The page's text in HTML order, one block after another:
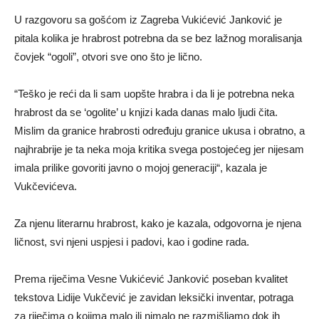
U razgovoru sa gošćom iz Zagreba Vukićević Janković je
pitala kolika je hrabrost potrebna da se bez lažnog moralisanja
čovjek “ogoli”, otvori sve ono što je lično.
“Teško je reći da li sam uopšte hrabra i da li je potrebna neka
hrabrost da se ‘ogolite’ u knjizi kada danas malo ljudi čita.
Mislim da granice hrabrosti određuju granice ukusa i obratno, a
najhrabrije je ta neka moja kritika svega postojećeg jer nijesam
imala prilike govoriti javno o mojoj generaciji“, kazala je
Vukčevićeva.
Za njenu literarnu hrabrost, kako je kazala, odgovorna je njena
ličnost, svi njeni uspjesi i padovi, kao i godine rada.
Prema riječima Vesne Vukićević Janković poseban kvalitet
tekstova Lidije Vukčević je zavidan leksički inventar, potraga
za riječima o kojima malo ili nimalo ne razmišljamo dok ih